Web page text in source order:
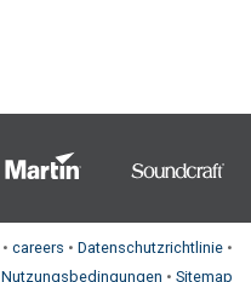
• careers • Datenschutzrichtlinie •
Nutzungsbedingungen • Sitemap